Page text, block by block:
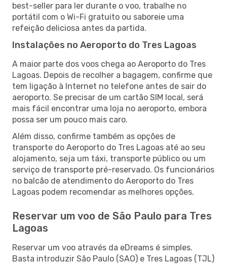
best-seller para ler durante o voo, trabalhe no
portátil com o Wi-Fi gratuito ou saboreie uma
refeição deliciosa antes da partida.
Instalações no Aeroporto do Tres Lagoas
A maior parte dos voos chega ao Aeroporto do Tres
Lagoas. Depois de recolher a bagagem, confirme que
tem ligação à Internet no telefone antes de sair do
aeroporto. Se precisar de um cartão SIM local, será
mais fácil encontrar uma loja no aeroporto, embora
possa ser um pouco mais caro.
Além disso, confirme também as opções de
transporte do Aeroporto do Tres Lagoas até ao seu
alojamento, seja um táxi, transporte público ou um
serviço de transporte pré-reservado. Os funcionários
no balcão de atendimento do Aeroporto do Tres
Lagoas podem recomendar as melhores opções.
Reservar um voo de São Paulo para Tres
Lagoas
Reservar um voo através da eDreams é simples.
Basta introduzir São Paulo (SAO) e Tres Lagoas (TJL)